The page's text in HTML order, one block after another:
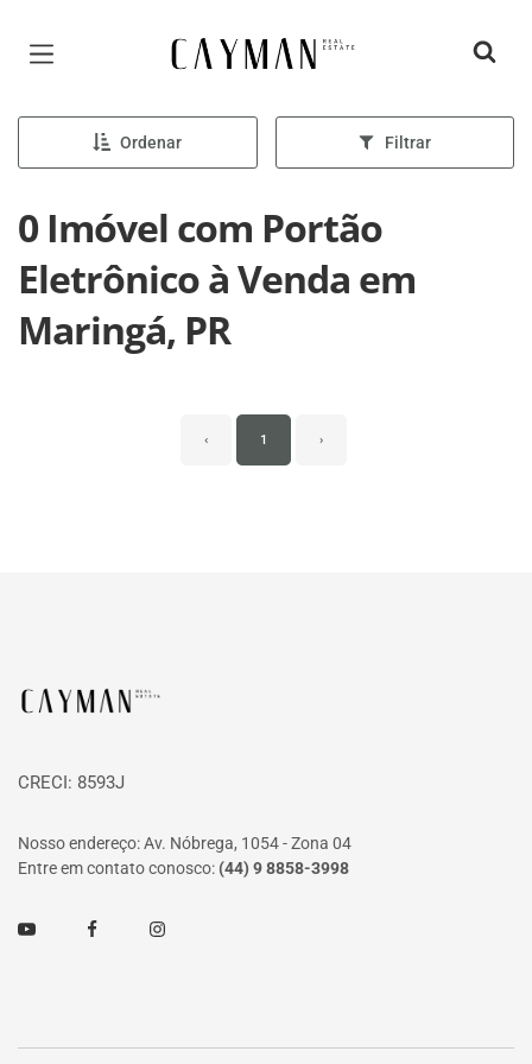
Página inicial
Ordenar Filtrar
0 Imóvel com Portão
Eletrônico à Venda em
Maringá, PR
‹ 1 ›
Página inicial
CRECI: 8593J
Nosso endereço: Av. Nóbrega, 1054 - Zona 04
Entre em contato conosco: (44) 9 8858-3998
Youtube FacebookInstagram